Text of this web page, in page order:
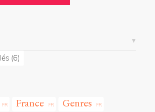
(6)
France
Genres